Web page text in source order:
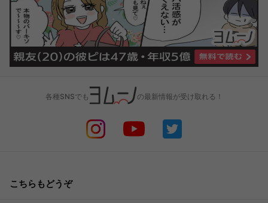
各種SNSでも の最新情報が受け取れる！
こちらもどうぞ